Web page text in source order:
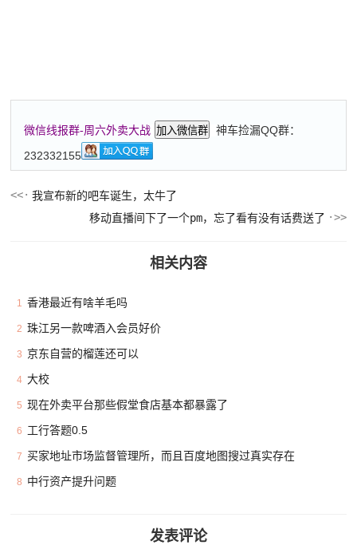
微信线报群-周六外卖大战 加入微信群
神车捡漏QQ群：
232332155
我宣布新的吧车诞生，太牛了
移动直播间下了一个pm，忘了看有没有话费送了
相关内容
1 香港最近有啥羊毛吗
2 珠江另一款啤酒入会员好价
3 京东自营的榴莲还可以
4 大校
5 现在外卖平台那些假堂食店基本都暴露了
6 工行答题0.5
7 买家地址市场监督管理所，而且百度地图搜过真实存在
8 中行资产提升问题
发表评论